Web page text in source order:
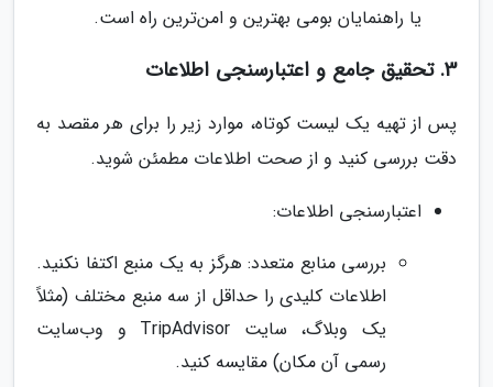
یا راهنمایان بومی بهترین و امن‌ترین راه است.
3. تحقیق جامع و اعتبارسنجی اطلاعات
پس از تهیه یک لیست کوتاه، موارد زیر را برای هر مقصد به
دقت بررسی کنید و از صحت اطلاعات مطمئن شوید.
اعتبارسنجی اطلاعات:
بررسی منابع متعدد: هرگز به یک منبع اکتفا نکنید.
اطلاعات کلیدی را حداقل از سه منبع مختلف (مثلاً
یک وبلاگ، سایت TripAdvisor و وب‌سایت
رسمی آن مکان) مقایسه کنید.